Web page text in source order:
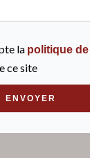
la politique de
ce site
ENVOYER